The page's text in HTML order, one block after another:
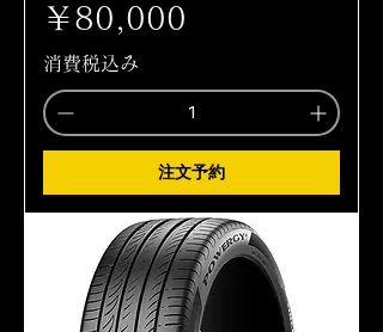
価格
￥80,000
消費税込み
注文予約